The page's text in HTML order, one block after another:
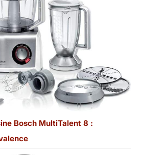
Bosch MultiTalent 8 :